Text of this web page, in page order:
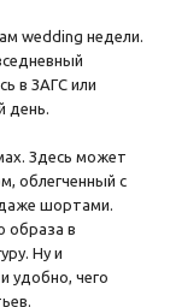
wedding недели.
в ЗАГС или
день.
Здесь может
облегченный с
шортами.
образа в
Ну и
удобно, чего